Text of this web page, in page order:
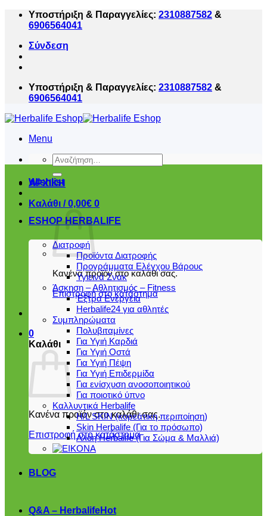
ΜετάβασηΥποστήριξη & Παραγγελίες: 2310887582 &
6906564041
Σύνδεση
Υποστήριξη & Παραγγελίες: 2310887582 &
6906564041
Menu
Αναζήτηση
για:
Wishlist
Καλάθι /0,00€ 0
Κανένα προϊόν στο καλάθι σας.
Επιστροφή στο κατάστημα
0
Καλάθι
Κανένα προϊόν στο καλάθι σας.
Επιστροφή στο κατάστημα
ΑΡΧΙΚΗ
ESHOP HERBALIFE
Διατροφή
Προϊόντα Διατροφής
Προγράμματα Ελέγχου Βάρους
Υγιεινά Σνακ
Άσκηση – Αθλητισμός – Fitness
Έξτρα Ενέργεια
Herbalife24 για αθλητές
Συμπληρώματα
Πολυβιταμίνες
Για Υγιή Καρδιά
Για Υγιή Οστά
Για Υγιή Πέψη
Για Υγιή Επιδερμίδα
Για ενίσχυση ανοσοποιητικού
Για ποιοτικό ύπνο
Καλλυντικά Herbalife
H/L SKIN (κορεάτικη περιποίηση)
Skin Herbalife (Για το πρόσωπο)
Αλόη Ηerbalife (Για Σώμα & Μαλλιά)
BLOG
Q&A – Herbalife